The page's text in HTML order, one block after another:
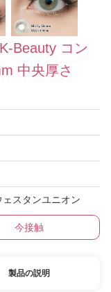
Beauty コン
中央厚さ
スタンユニオン
今接触
製品の説明